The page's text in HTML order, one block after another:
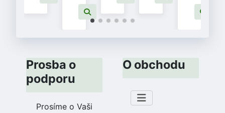
Prosba o
podporu
Prosíme o Vaši
O obchodu